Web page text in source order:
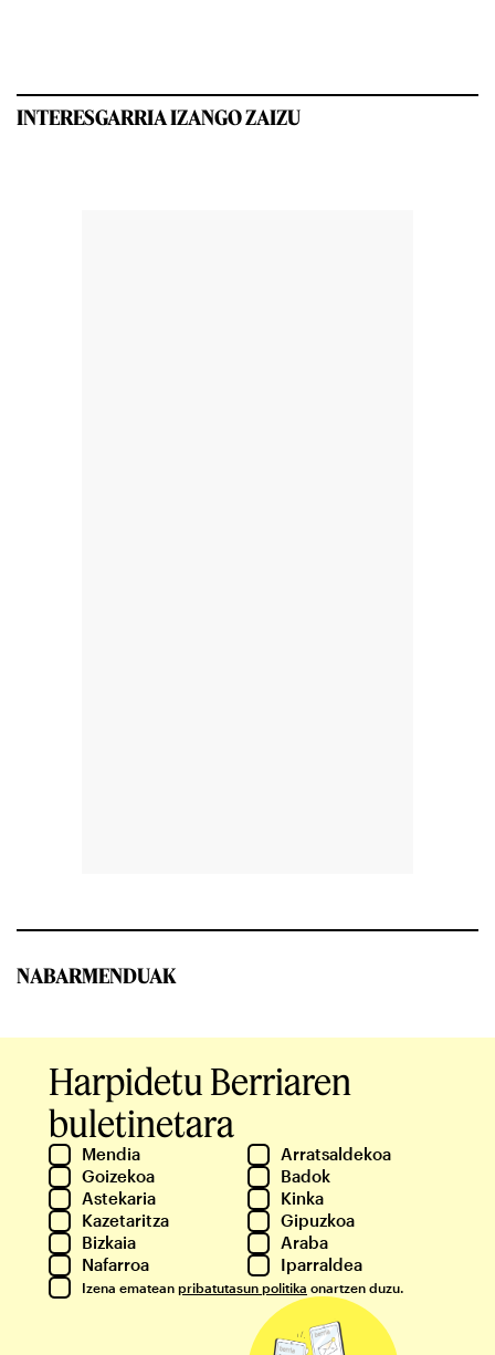
INTERESGARRIA IZANGO ZAIZU
NABARMENDUAK
Harpidetu Berriaren
buletinetara
Mendia
Arratsaldekoa
Goizekoa
Badok
Astekaria
Kinka
Kazetaritza
Gipuzkoa
Bizkaia
Araba
Nafarroa
Iparraldea
Izena ematean pribatutasun politika onartzen duzu.